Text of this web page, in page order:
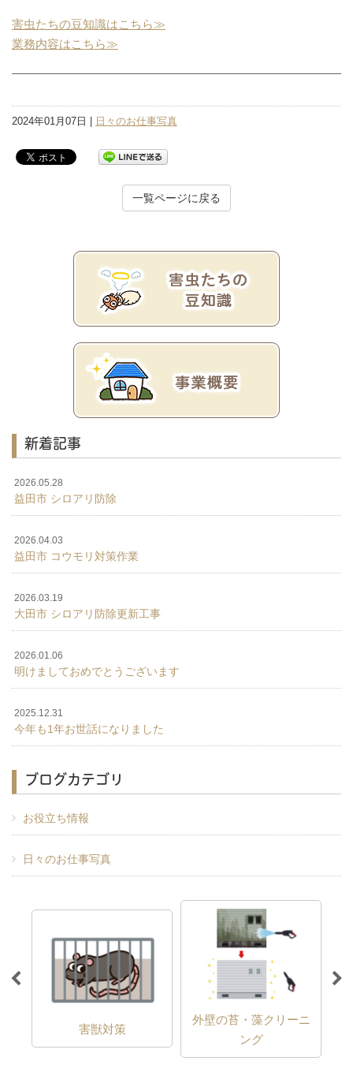
害虫たちの豆知識はこちら≫
業務内容はこちら≫
2024年01月07日 | 日々のお仕事写真
一覧ページに戻る
新着記事
2026.05.28
益田市 シロアリ防除
2026.04.03
益田市 コウモリ対策作業
2026.03.19
大田市 シロアリ防除更新工事
2026.01.06
明けましておめでとうございます
2025.12.31
今年も1年お世話になりました
ブログカテゴリ
お役立ち情報
日々のお仕事写真
害獣対策
外壁の苔・藻クリーニ
ング